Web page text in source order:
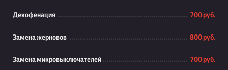
Декофенация 700 руб.
Замена жерновов 800 руб.
Замена микровыключателей 700 руб.